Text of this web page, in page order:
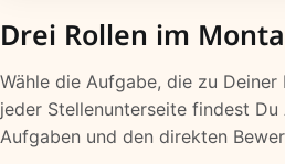
Drei Rollen im
Wähle die Aufgabe, die zu
jeder Stellenunterseite findest Du
Aufgaben und den direkten